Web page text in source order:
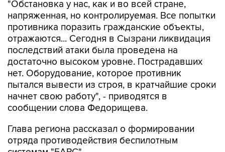
противника поразить гражданские объекты,
отражаются... Сегодня в Сызрани ликвидация
последствий атаки была проведена на
достаточно высоком уровне. Пострадавших
нет. Оборудование, которое противник
пытался вывести из строя, в кратчайшие сроки
начнет свою работу", - приводятся в
сообщении слова Федорищева.
Глава региона рассказал о формировании
системам "БАРС".